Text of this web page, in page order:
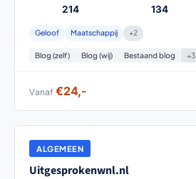
214 134
Geloof Maatschappij +2
Blog (zelf) Blog (wij) Bestaand blog +3
Vanaf €24,-
ALGEMEEN
Uitgesprokenwnl.nl